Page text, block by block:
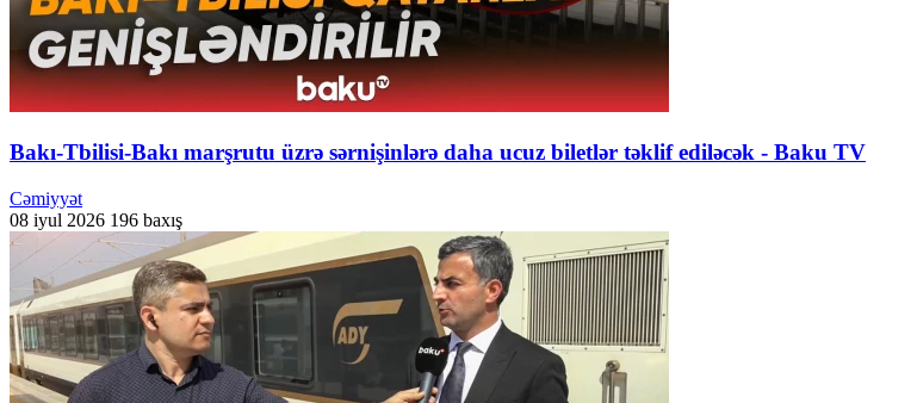
Bakı-Tbilisi-Bakı marşrutu üzrə sərnişinlərə daha ucuz biletlər təklif ediləcək - Baku TV
Cəmiyyət
08 iyul 2026 196 baxış